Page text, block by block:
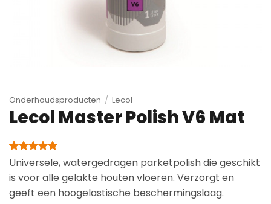
Onderhoudsproducten / Lecol
Lecol Master Polish V6 Mat
Gewaardeerd
4.75op 5
gebaseerd
op
4
klantbeoordelingen
Universele, watergedragen parketpolish die geschikt
is voor alle gelakte houten vloeren. Verzorgt en
geeft een hoogelastische beschermingslaag.